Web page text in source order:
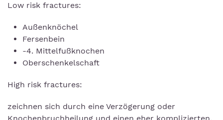
Low risk fractures:
Außenknöchel
Fersenbein
-4. Mittelfußknochen
Oberschenkelschaft
High risk fractures:
zeichnen sich durch eine Verzögerung oder